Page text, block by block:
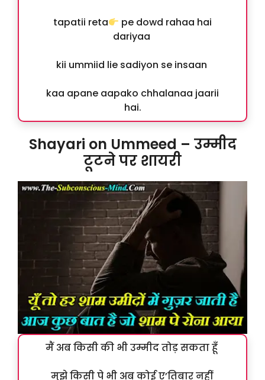
tapatii reta
pe dowd rahaa hai
dariyaa
kii ummiid lie sadiyon se insaan
kaa apane aapako chhalanaa jaarii
hai.
Shayari on Ummeed – उम्मीद
टूटने पर शायरी
मैं अब किसी की भी उम्मीद तोड़ सकता हूँ
मुझे किसी पे भी अब कोई ए’तिबार नहीं